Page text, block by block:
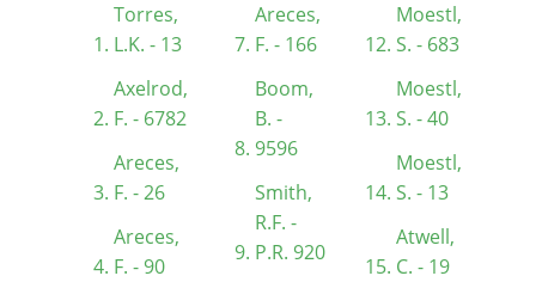
Torres,
L.K. - 13
Axelrod,
F. - 6782
Areces,
F. - 26
Areces,
F. - 90
Areces,
F. - 166
Boom,
B. -
9596
Smith,
R.F. -
P.R. 920
Moestl,
S. - 683
Moestl,
S. - 40
Moestl,
S. - 13
Atwell,
C. - 19